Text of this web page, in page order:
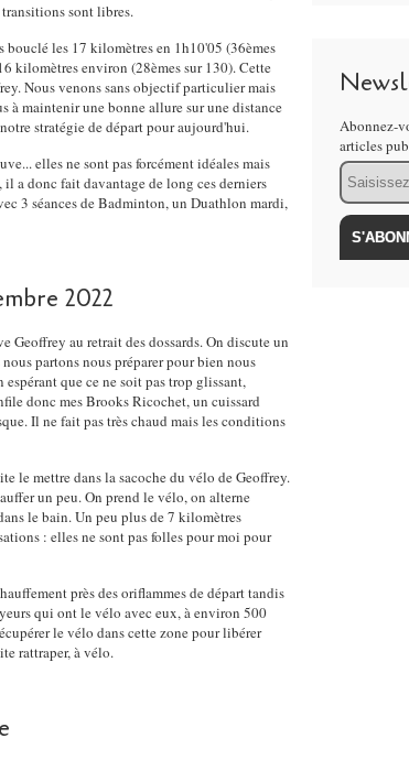
transitions sont libres.
les 17 kilomètres en 1h10'05 (36èmes
kilomètres environ (28èmes sur 130). Cette
Nous venons sans objectif particulier mais
à maintenir une bonne allure sur une distance
stratégie de départ pour aujourd'hui.
elles ne sont pas forcément idéales mais
a donc fait davantage de long ces derniers
3 séances de Badminton, un Duathlon mardi,
2022
Geoffrey au retrait des dossards. On discute un
partons nous préparer pour bien nous
espérant que ce ne soit pas trop glissant,
donc mes Brooks Ricochet, un cuissard
Il ne fait pas très chaud mais les conditions
le mettre dans la sacoche du vélo de Geoffrey.
un peu. On prend le vélo, on alterne
le bain. Un peu plus de 7 kilomètres
: elles ne sont pas folles pour moi pour
près des oriflammes de départ tandis
qui ont le vélo avec eux, à environ 500
le vélo dans cette zone pour libérer
rattraper, à vélo.
Abonnez-
articles
Email